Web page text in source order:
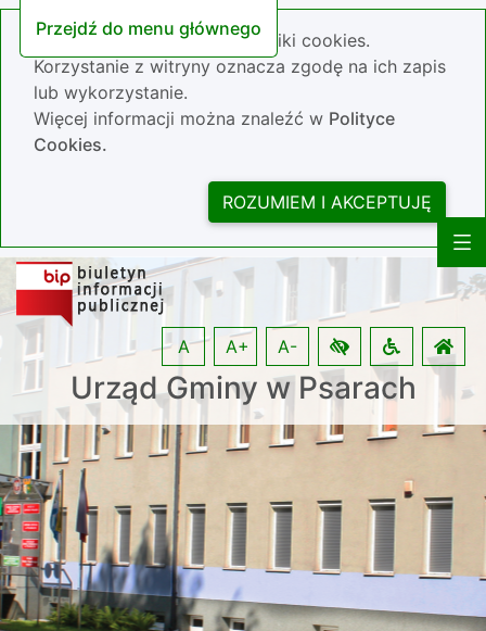
Przejdź do menu głównego
Nasza strona wykorzystuje pliki cookies.
Korzystanie z witryny oznacza zgodę na ich zapis
lub wykorzystanie.
Więcej informacji można znaleźć w Polityce
Cookies.
ROZUMIEM I AKCEPTUJĘ
Urząd Gminy w Psarach
A A+ A-